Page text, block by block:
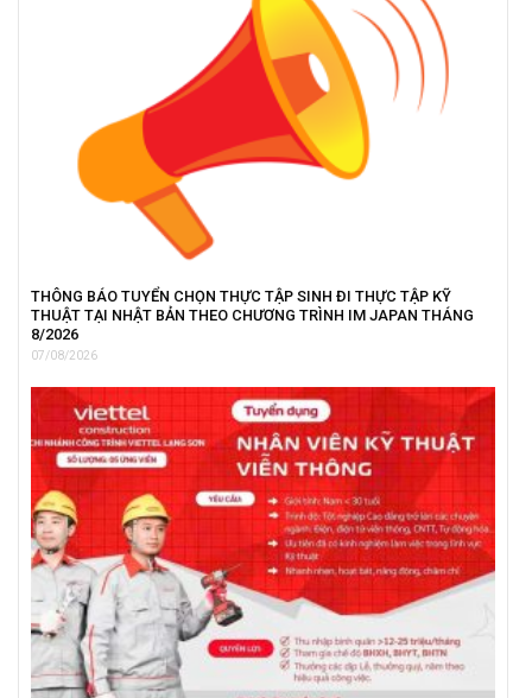
THÔNG BÁO TUYỂN CHỌN THỰC TẬP SINH ĐI THỰC TẬP KỸ
THUẬT TẠI NHẬT BẢN THEO CHƯƠNG TRÌNH IM JAPAN THÁNG
8/2026
07/08/2026